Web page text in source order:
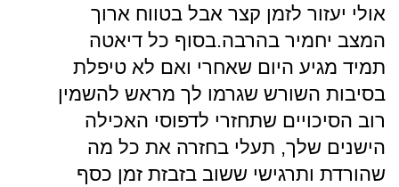
אולי יעזור לזמן קצר אבל בטווח ארוך
המצב יחמיר בהרבה.בסוף כל דיאטה
תמיד מגיע היום שאחרי ואם לא טיפלת
בסיבות השורש שגרמו לך מראש להשמין
רוב הסיכויים שתחזרי לדפוסי האכילה
הישנים שלך, תעלי בחזרה את כל מה
שהורדת ותרגישי ששוב בזבזת זמן כסף